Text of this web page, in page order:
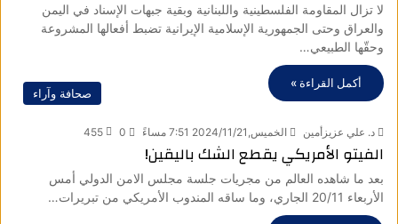
لا تزال المقاومة الفلسطينية واللبنانية وبقية جبهات الإسناد في اليمن
والعراق وحتى الجمهورية الإسلامية الإيرانية تضبط أفعالها المشروعة
وحقّها الطبيعي…
أكمل القراءة »
صحافة وآراء
د. علي عزيزأمين الخميس,2024/11/21 7:51 مساءً 0
455
الفيتو الأمريكي يقطع الشك باليقين!
بعد ما شاهده العالم من مجريات جلسة مجلس الامن الدولي أمس
الأربعاء 20/11 الجاري، وما ساقه المندوب الأمريكي من تبريرات…